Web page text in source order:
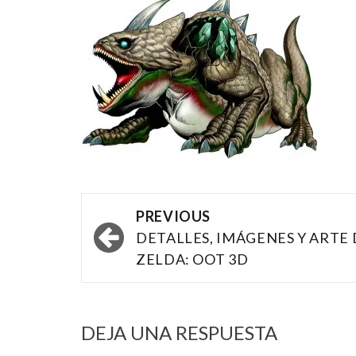
navigation
PREVIOUS
DETALLES, IMÁGENES Y ARTE
ZELDA: OOT 3D
DEJA UNA RESPUESTA